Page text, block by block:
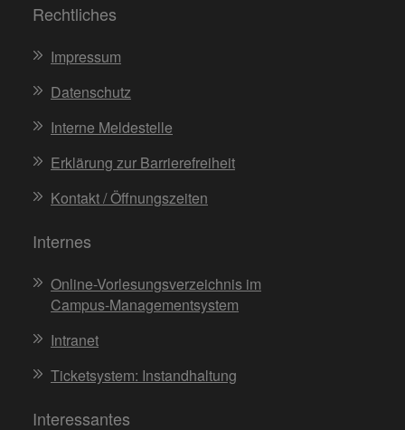
Rechtliches
Impressum
Datenschutz
Interne Meldestelle
Erklärung zur Barrierefreiheit
Kontakt / Öffnungszeiten
Internes
Online-Vorlesungsverzeichnis im
Campus-Managementsystem
Intranet
Ticketsystem: Instandhaltung
Interessantes